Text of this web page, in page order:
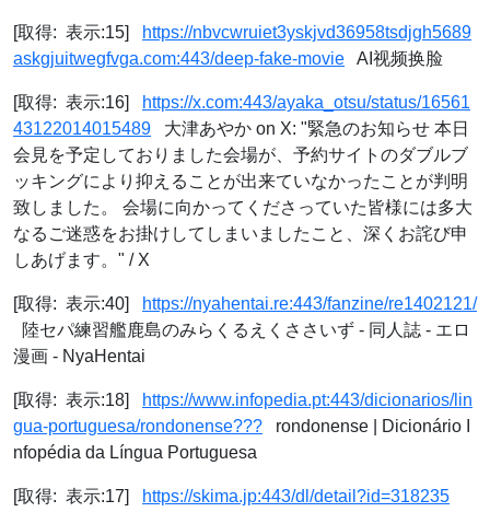
[取得: 表示:15]
https://nbvcwruiet3yskjvd36958tsdjgh5689
askgjuitwegfvga.com:443/deep-fake-movie AI视频换脸
[取得: 表示:16]
https://x.com:443/ayaka_otsu/status/16561
43122014015489 大津あやか on X: "緊急のお知らせ 本日
会見を予定しておりました会場が、予約サイトのダブルブ
ッキングにより抑えることが出来ていなかったことが判明
致しました。 会場に向かってくださっていた皆様には多大
なるご迷惑をお掛けしてしまいましたこと、深くお詫び申
しあげます。" / X
[取得: 表示:40]
https://nyahentai.re:443/fanzine/re1402121/
陸セパ練習艦鹿島のみらくるえくささいず - 同人誌 - エロ
漫画 - NyaHentai
[取得: 表示:18]
https://www.infopedia.pt:443/dicionarios/lin
gua-portuguesa/rondonense??? rondonense | Dicionário I
nfopédia da Língua Portuguesa
[取得: 表示:17]
https://skima.jp:443/dl/detail?id=318235